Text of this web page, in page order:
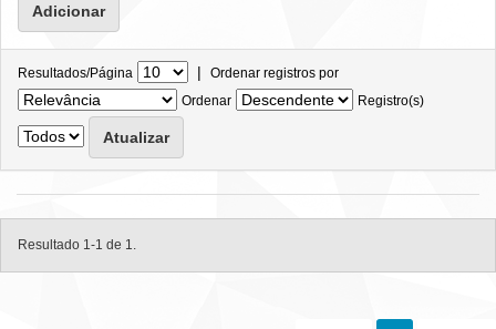
Resultados/Página | Ordenar registros por
Ordenar
Registro(s)
Resultado 1-1 de 1.